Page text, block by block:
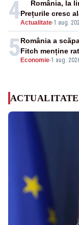
4Actualitate-1 aug.
România, la
Prețurile cresc
5 Economie-1 aug.
România a
Fitch menține
ACTUALITATE